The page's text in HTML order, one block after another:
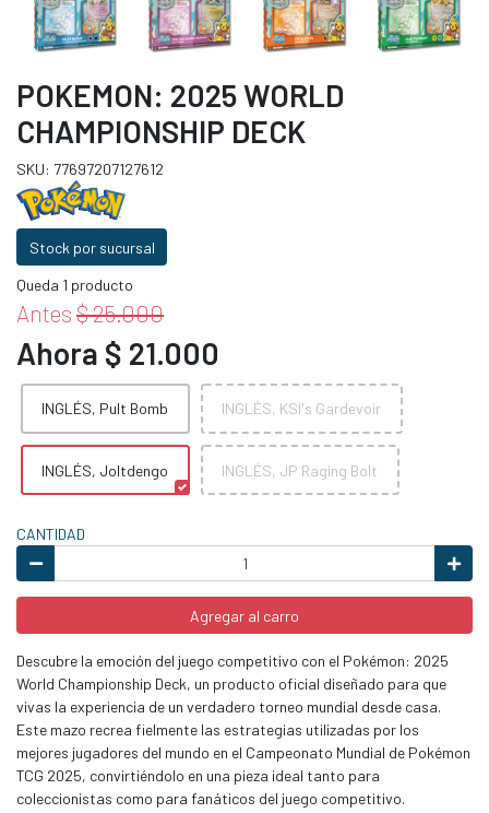
POKEMON: 2025 WORLD
CHAMPIONSHIP DECK
SKU: 77697207127612
Stock por sucursal
Queda 1 producto
Antes $ 25.000
Ahora $ 21.000
INGLÉS, Pult Bomb INGLÉS, KSI's Gardevoir
INGLÉS, Joltdengo INGLÉS, JP Raging Bolt
CANTIDAD
Agregar al carro
Descubre la emoción del juego competitivo con el Pokémon: 2025
World Championship Deck, un producto oficial diseñado para que
vivas la experiencia de un verdadero torneo mundial desde casa.
Este mazo recrea fielmente las estrategias utilizadas por los
mejores jugadores del mundo en el Campeonato Mundial de Pokémon
TCG 2025, convirtiéndolo en una pieza ideal tanto para
coleccionistas como para fanáticos del juego competitivo.